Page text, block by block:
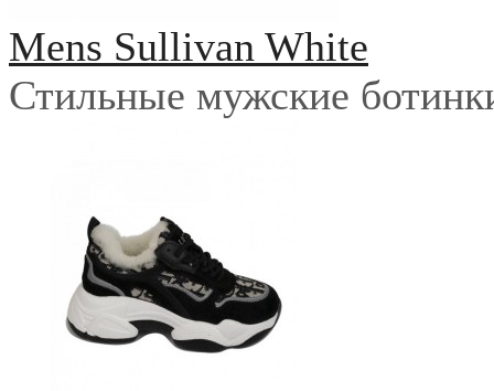
Mens Sullivan White
Стильные мужские